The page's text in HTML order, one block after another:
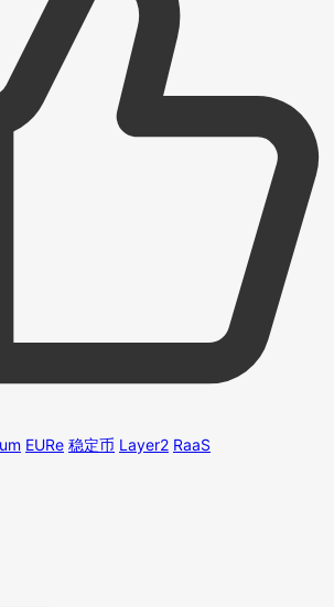
EURe 稳定币 Layer2 RaaS